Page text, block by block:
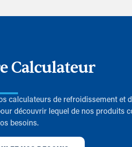
Calculateur
calculateurs de refroidissement et
découvrir lequel de nos produits
besoins.